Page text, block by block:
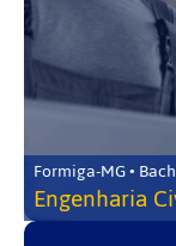
Formiga-MG •
Engenharia